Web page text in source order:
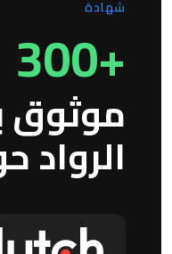
شهادة
+300
موثوق
الرواد